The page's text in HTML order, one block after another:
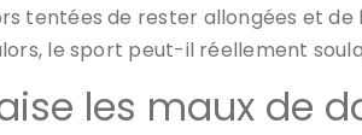
tentées de rester allongées et
le sport peut-il réellement
les maux de